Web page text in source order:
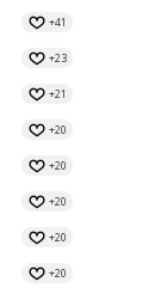
+41
+23
+21
+20
+20
+20
+20
+20